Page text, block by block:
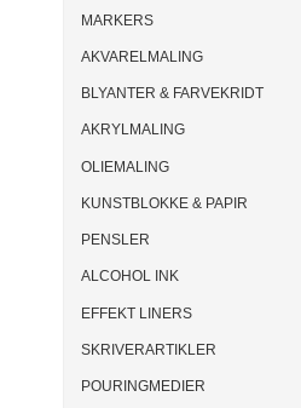
MARKERS
AKVARELMALING
BLYANTER & FARVEKRIDT
AKRYLMALING
OLIEMALING
KUNSTBLOKKE & PAPIR
PENSLER
ALCOHOL INK
EFFEKT LINERS
SKRIVERARTIKLER
POURINGMEDIER